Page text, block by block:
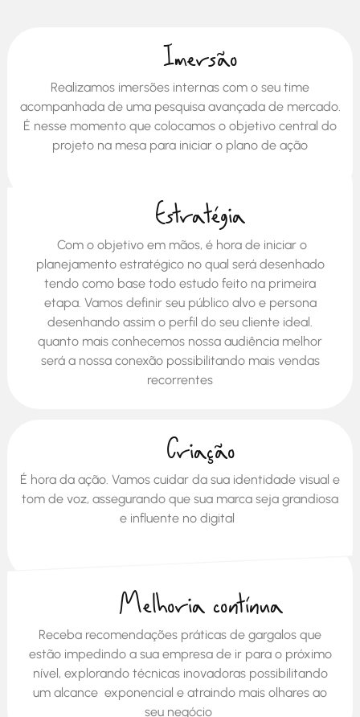
Imersão
Realizamos imersões internas com o seu time
acompanhada de uma pesquisa avançada de mercado.
É nesse momento que colocamos o objetivo central do
projeto na mesa para iniciar o plano de ação
Estratégia
Com o objetivo em mãos, é hora de iniciar o
planejamento estratégico no qual será desenhado
tendo como base todo estudo feito na primeira
etapa. Vamos definir seu público alvo e persona
desenhando assim o perfil do seu cliente ideal.
quanto mais conhecemos nossa audiência melhor
será a nossa conexão possibilitando mais vendas
recorrentes
Criação
É hora da ação. Vamos cuidar da sua identidade visual e
tom de voz, assegurando que sua marca seja grandiosa
e influente no digital
Melhoria contínua
Receba recomendações práticas de gargalos que
estão impedindo a sua empresa de ir para o próximo
nível, explorando técnicas inovadoras possibilitando
um alcance exponencial e atraindo mais olhares ao
seu negócio